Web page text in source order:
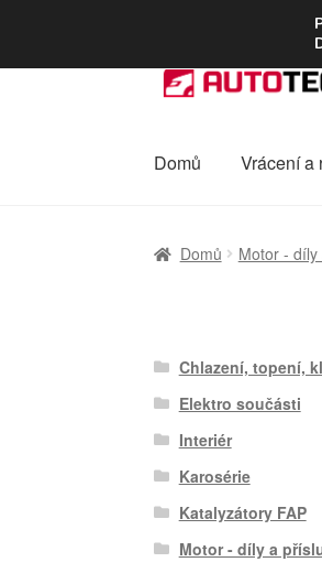
Přeskočit
na
Přejít
webu
Domů Vrácení a
Domů Motor -
Chlazení, topení,
Elektro součásti
Interiér
Karosérie
Katalyzátory FAP
Motor - díly a